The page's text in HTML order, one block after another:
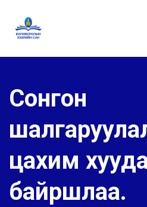
Сонгон
цахим
байршлаа.